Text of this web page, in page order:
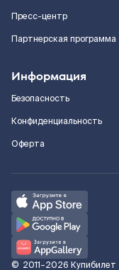
Пресс-центр
Партнерская программа
Информация
Безопасность
Конфиденциальность
Оферта
© 2011–2026 Купибилет